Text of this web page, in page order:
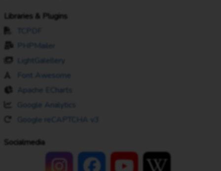
Libraries & Plugins
PHPMailer
LightGalellery
Font Awesome
Apache ECharts
Google Analytics
Google reCAPTCHA v3
Socialmedia